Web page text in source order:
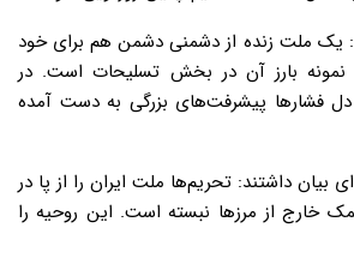
یک ملت زنده از دشمنی دشمن هم برای خود
بارز آن در بخش تسلیحات است. در
فشارها پیشرفت‌های بزرگی به دست آمده
بیان داشتند: تحریم‌ها ملت ایران را از پا در
خارج از مرزها نبسته‌ است. این روحیه را